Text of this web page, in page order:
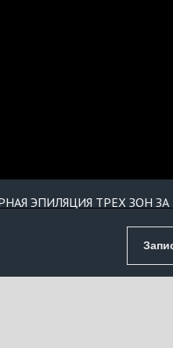
ТРЕХ ЗОН ЗА 2490 ₽